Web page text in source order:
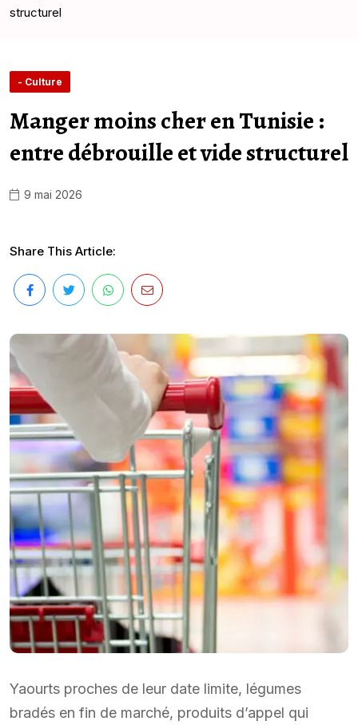
structurel
- Culture
Manger moins cher en Tunisie :
entre débrouille et vide structurel
9 mai 2026
Share This Article:
Yaourts proches de leur date limite, légumes
bradés en fin de marché, produits d’appel qui